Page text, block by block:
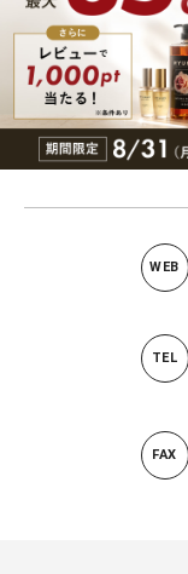
WEB
TEL
FAX